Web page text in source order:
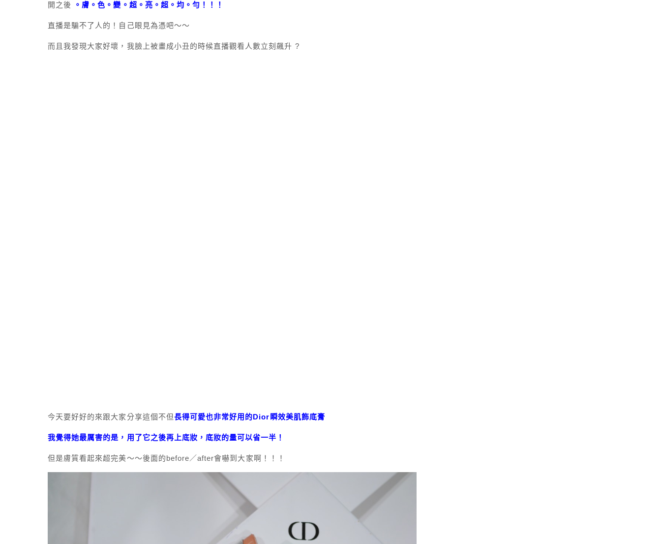
開之後
。膚。色。變。超。亮。超。均。勻！！！
直播是騙不了人的！自己眼見為憑吧～～
而且我發現大家好壞，我臉上被畫成小丑的時候直播觀看人數立刻飆升 ?
今天要好好的來跟大家分享這個不但長得可愛也非常好用的Dior瞬效美肌飾底膏
我覺得她最厲害的是，用了它之後再上底妝，底妝的量可以省一半！
但是膚質看起來超完美～～後面的before／after會嚇到大家啊！！！